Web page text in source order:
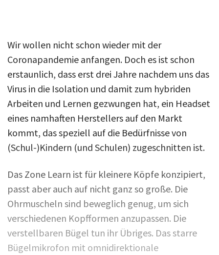
Wir wollen nicht schon wieder mit der
Coronapandemie anfangen. Doch es ist schon
erstaunlich, dass erst drei Jahre nachdem uns das
Virus in die Isolation und damit zum hybriden
Arbeiten und Lernen gezwungen hat, ein Headset
eines namhaften Herstellers auf den Markt
kommt, das speziell auf die Bedürfnisse von
(Schul-)Kindern (und Schulen) zugeschnitten ist.
Das Zone Learn ist für kleinere Köpfe konzipiert,
passt aber auch auf nicht ganz so große. Die
Ohrmuscheln sind beweglich genug, um sich
verschiedenen Kopfformen anzupassen. Die
verstellbaren Bügel tun ihr Übriges. Das starre
Bügelmikrofon mit omnidirektionale